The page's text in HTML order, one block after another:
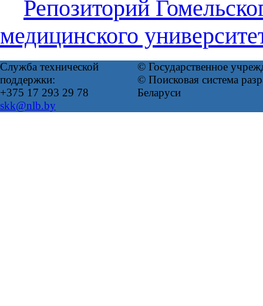
Репозиторий
медицинского
Служба технической
поддержки:
+375 17 293 29 78
skk@nlb.by
© Государственное
© Поисковая система
Беларуси